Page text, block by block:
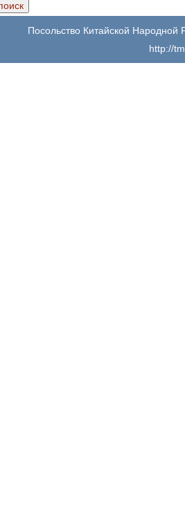
Посольство Китайской
http://